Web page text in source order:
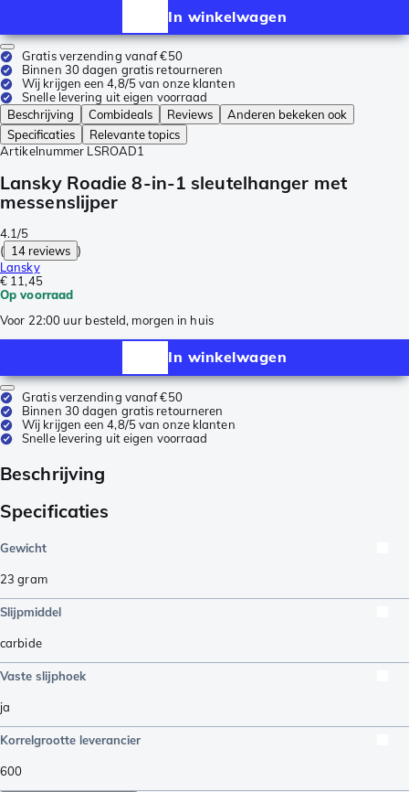
In winkelwagen
Gratis verzending vanaf €50
Binnen 30 dagen gratis retourneren
Wij krijgen een 4,8/5 van onze klanten
Snelle levering uit eigen voorraad
Beschrijving
Combideals Reviews
Anderen bekeken ook
Specificaties
Relevante topics
Artikelnummer LSROAD1
Lansky Roadie 8-in-1 sleutelhanger met
messenslijper
4.1/5
( 14 reviews )
Lansky
€ 11,45
Op voorraad
Voor 22:00 uur besteld, morgen in huis
In winkelwagen
Gratis verzending vanaf €50
Binnen 30 dagen gratis retourneren
Wij krijgen een 4,8/5 van onze klanten
Snelle levering uit eigen voorraad
Beschrijving
Specificaties
Gewicht
23 gram
Slijpmiddel
carbide
Vaste slijphoek
ja
Korrelgrootte leverancier
600